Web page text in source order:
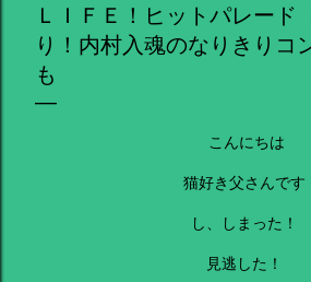
ＬＩＦＥ！ヒットパレード
り！内村入魂のなりきりコ
も
こんにちは
猫好き父さんです
し、しまった！
見逃した！